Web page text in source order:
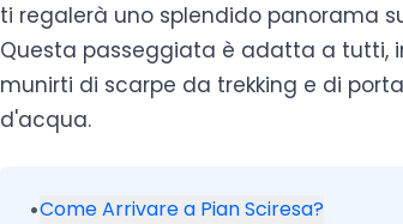
ti regalerà uno splendido panorama
Questa passeggiata è adatta a tutti,
munirti di scarpe da trekking e di
d'acqua.
•Come Arrivare a Pian Sciresa?